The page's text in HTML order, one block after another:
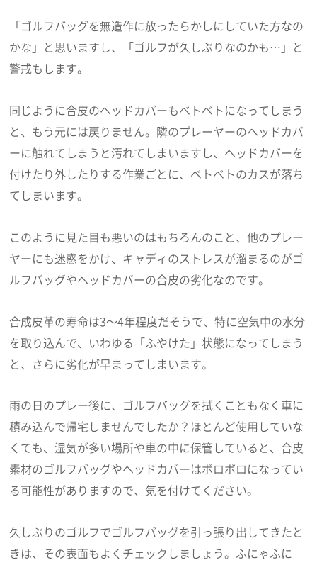
「ゴルフバッグを無造作に放ったらかしにしていた方なの
かな」と思いますし、「ゴルフが久しぶりなのかも…」と
警戒もします。
同じように合皮のヘッドカバーもベトベトになってしまう
と、もう元には戻りません。隣のプレーヤーのヘッドカバ
ーに触れてしまうと汚れてしまいますし、ヘッドカバーを
付けたり外したりする作業ごとに、ベトベトのカスが落ち
てしまいます。
このように見た目も悪いのはもちろんのこと、他のプレー
ヤーにも迷惑をかけ、キャディのストレスが溜まるのがゴ
ルフバッグやヘッドカバーの合皮の劣化なのです。
合成皮革の寿命は3～4年程度だそうで、特に空気中の水分
を取り込んで、いわゆる「ふやけた」状態になってしまう
と、さらに劣化が早まってしまいます。
雨の日のプレー後に、ゴルフバッグを拭くこともなく車に
積み込んで帰宅しませんでしたか？ほとんど使用していな
くても、湿気が多い場所や車の中に保管していると、合皮
素材のゴルフバッグやヘッドカバーはボロボロになってい
る可能性がありますので、気を付けてください。
久しぶりのゴルフでゴルフバッグを引っ張り出してきたと
きは、その表面もよくチェックしましょう。ふにゃふに